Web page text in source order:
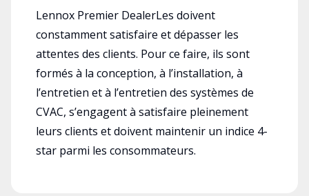
Lennox Premier DealerLes doivent
constamment satisfaire et dépasser les
attentes des clients. Pour ce faire, ils sont
formés à la conception, à l’installation, à
l’entretien et à l’entretien des systèmes de
CVAC, s’engagent à satisfaire pleinement
leurs clients et doivent maintenir un indice 4-
star parmi les consommateurs.